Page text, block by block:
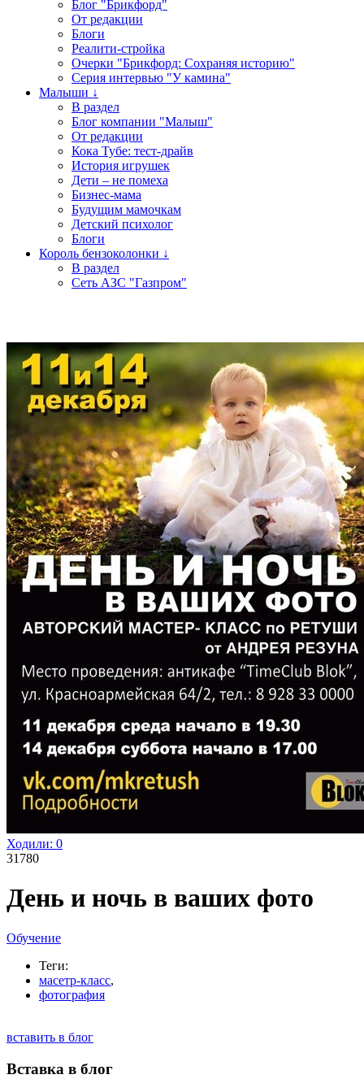
Блог "Брикфорд"
От редакции
Блоги
Реалити-стройка
Очерки "Брикфорд: Сохраняя историю"
Серия интервью "У камина"
Малыши ↓
В раздел
Блог компании "Малыш"
От редакции
Кока Тубе: тест-драйв
История игрушек
Дети – не помеха
Бизнес-мама
Будущим мамочкам
Детский психолог
Блоги
Король бензоколонки ↓
В раздел
Сеть АЗС "Газпром"
Ходили: 0
31780
День и ночь в ваших фото
Обучение
Теги:
масетр-класс,
фотография
вставить в блог
Вставка в блог